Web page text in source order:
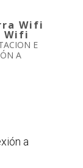
Wifi
Wifi
E
A
a